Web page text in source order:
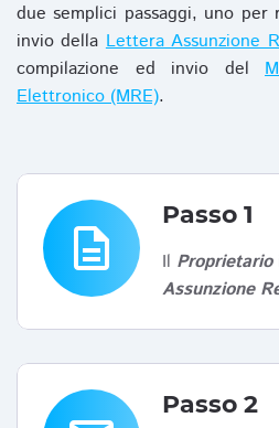
due semplici passaggi, uno per
invio dellaLettera Assunzione
compilazione ed invio del
Elettronico (MRE).
description
Passo 1
Il Proprietario
Assunzione
Passo 2